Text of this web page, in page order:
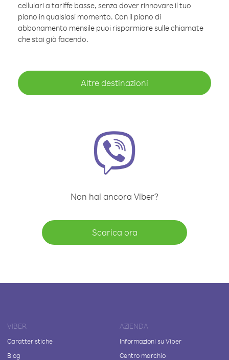
cellulari a tariffe basse, senza dover rinnovare il tuo
piano in qualsiasi momento. Con il piano di
abbonamento mensile puoi risparmiare sulle chiamate
che stai già facendo.
Altre destinazioni
Non hai ancora Viber?
Scarica ora
VIBER
Caratteristiche
Blog
AZIENDA
Informazioni su Viber
Centro marchio